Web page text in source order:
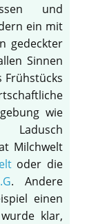
und
ein mit
gedeckter
Sinnen
Frühstücks
wie
Ladusch
Milchwelt
oder die
. Andere
einen
klar,